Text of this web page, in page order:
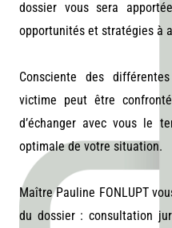
dossier vous sera
opportunités et stratégies à
Consciente des
victime peut être
d’échanger avec vous le
optimale de votre situation.
Maître Pauline FONLUPT
du dossier : consultation